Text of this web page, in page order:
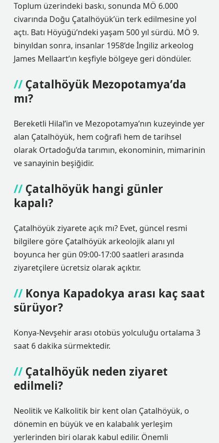
Toplum üzerindeki baskı, sonunda MÖ 6.000
civarında Doğu Çatalhöyük’ün terk edilmesine yol
açtı. Batı Höyüğü’ndeki yaşam 500 yıl sürdü. MÖ 9.
binyıldan sonra, insanlar 1958’de İngiliz arkeolog
James Mellaart’ın keşfiyle bölgeye geri döndüler.
Çatalhöyük Mezopotamya’da
mı?
Bereketli Hilal’in ve Mezopotamya’nın kuzeyinde yer
alan Çatalhöyük, hem coğrafi hem de tarihsel
olarak Ortadoğu’da tarımın, ekonominin, mimarinin
ve sanayinin beşiğidir.
Çatalhöyük hangi günler
kapalı?
Çatalhöyük ziyarete açık mı? Evet, güncel resmi
bilgilere göre Çatalhöyük arkeolojik alanı yıl
boyunca her gün 09:00-17:00 saatleri arasında
ziyaretçilere ücretsiz olarak açıktır.
Konya Kapadokya arası kaç saat
sürüyor?
Konya-Nevşehir arası otobüs yolculuğu ortalama 3
saat 6 dakika sürmektedir.
Çatalhöyük neden ziyaret
edilmeli?
Neolitik ve Kalkolitik bir kent olan Çatalhöyük, o
dönemin en büyük ve en kalabalık yerleşim
yerlerinden biri olarak kabul edilir. Önemli